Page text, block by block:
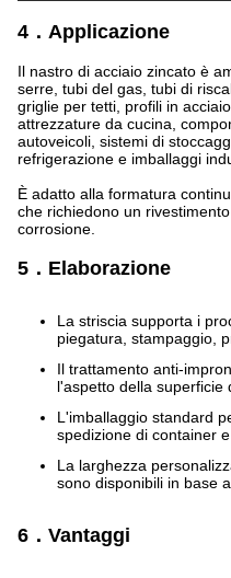
4．Applicazione
Il nastro di acciaio zincato è
serre, tubi del gas, tubi di
griglie per tetti, profili in
attrezzature da cucina,
autoveicoli, sistemi di
refrigerazione e imballaggi
È adatto alla formatura
che richiedono un
corrosione.
5．Elaborazione
La striscia supporta i
piegatura, stampaggio,
Il trattamento anti-
l'aspetto della superficie
L'imballaggio standard
spedizione di container
La larghezza
sono disponibili in base
6．Vantaggi